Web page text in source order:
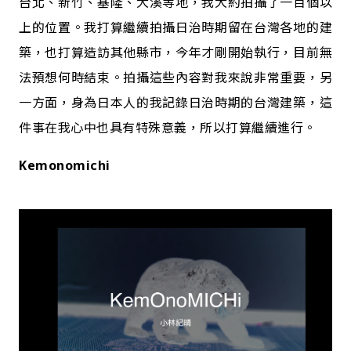
上的位置。我打算繼續拍攝日治時期留在台灣各地的建
築，也打算造訪其他縣市，今年才剛開始執行，目前無
法預想何時結束。拍攝這些內容對我來說非常重要，另
一方面，身為日本人的我記錄日治時期的台灣建築，這
件事在我心中也具有特殊意義，所以打算繼續進行。
Kemonomichi